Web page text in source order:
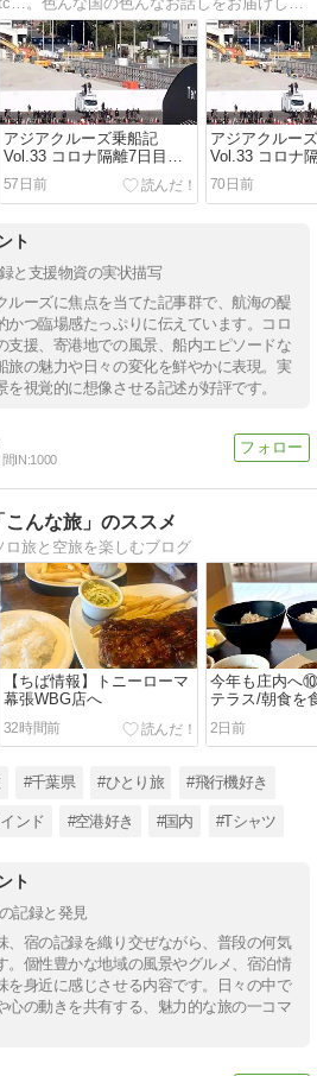
アジアクルーズ乗船記
Vol.33 コロナ隔離7日目〜
ヤクルト4万本の差入れ
57日前
アジアクルー
Vol.33 コロナ
ヤクルト4万
70日前
ト
と支援物資の実状描写
ルーズに焦点を当てた記事群で、航海の醍
かつ臨場感たっぷりに伝えています。コロ
支援、寄港地での風景、船内エピソードな
旅の魅力や日々の変化を鮮やかに表現。実
視覚的に想像させる記述が好評です。
間IN:1000
んな旅」のススメ
旅と空旅を楽しむブログ
【ちば情報】トニーローマ
幕張WBG店へ
32時間前
今年も庄内へ
テラス/朝食を
す～
2日前
#千葉県 #ひとり旅 #飛行機好き
ンド #空港好き #国内 #Tシャツ
ト
記録と発見
、宿の記録を織り交ぜながら、普段の何気
。個性豊かな地域の風景やグルメ、宿泊情
を身近に感じさせる内容です。日々の中で
心の動きを共有する、魅力的な旅の一コマ